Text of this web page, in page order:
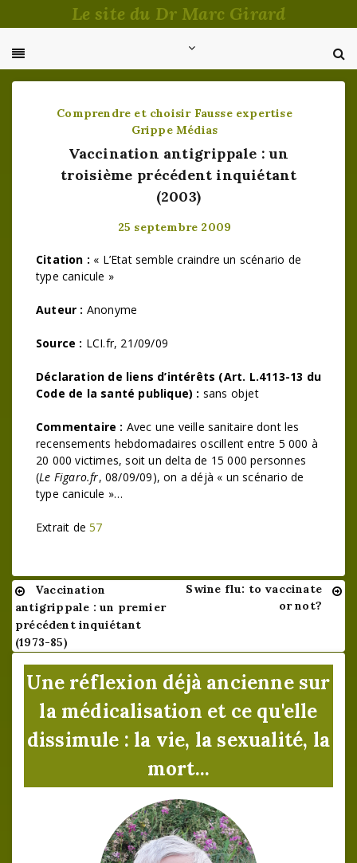
au
Le site du Dr Marc Girard
Comprendre et choisir Fausse expertise
Grippe Médias
Vaccination antigrippale : un
troisième précédent inquiétant
(2003)
25 septembre 2009
Citation : « L’Etat semble craindre un scénario de
type canicule »
Auteur : Anonyme
Source : LCI.fr, 21/09/09
Déclaration de liens d’intérêts (Art. L.4113-13 du
Code de la santé publique) : sans objet
Commentaire : Avec une veille sanitaire dont les
recensements hebdomadaires oscillent entre 5 000 à
20 000 victimes, soit un delta de 15 000 personnes
(Le Figaro.fr, 08/09/09), on a déjà « un scénario de
type canicule »…
Extrait de57
Navigation
de
l’article
Vaccination
antigrippale : un premier
précédent inquiétant
(1973-85)
Swine flu: to vaccinate
or not?
Une réflexion déjà ancienne sur
la médicalisation et ce qu'elle
dissimule : la vie, la sexualité, la
mort...